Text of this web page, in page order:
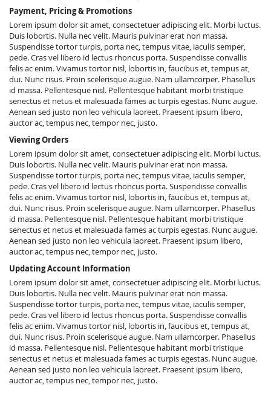
Payment, Pricing & Promotions
Lorem ipsum dolor sit amet, consectetuer adipiscing elit. Morbi luctus.
Duis lobortis. Nulla nec velit. Mauris pulvinar erat non massa.
Suspendisse tortor turpis, porta nec, tempus vitae, iaculis semper,
pede. Cras vel libero id lectus rhoncus porta. Suspendisse convallis
felis ac enim. Vivamus tortor nisl, lobortis in, faucibus et, tempus at,
dui. Nunc risus. Proin scelerisque augue. Nam ullamcorper. Phasellus
id massa. Pellentesque nisl. Pellentesque habitant morbi tristique
senectus et netus et malesuada fames ac turpis egestas. Nunc augue.
Aenean sed justo non leo vehicula laoreet. Praesent ipsum libero,
auctor ac, tempus nec, tempor nec, justo.
Viewing Orders
Lorem ipsum dolor sit amet, consectetuer adipiscing elit. Morbi luctus.
Duis lobortis. Nulla nec velit. Mauris pulvinar erat non massa.
Suspendisse tortor turpis, porta nec, tempus vitae, iaculis semper,
pede. Cras vel libero id lectus rhoncus porta. Suspendisse convallis
felis ac enim. Vivamus tortor nisl, lobortis in, faucibus et, tempus at,
dui. Nunc risus. Proin scelerisque augue. Nam ullamcorper. Phasellus
id massa. Pellentesque nisl. Pellentesque habitant morbi tristique
senectus et netus et malesuada fames ac turpis egestas. Nunc augue.
Aenean sed justo non leo vehicula laoreet. Praesent ipsum libero,
auctor ac, tempus nec, tempor nec, justo.
Updating Account Information
Lorem ipsum dolor sit amet, consectetuer adipiscing elit. Morbi luctus.
Duis lobortis. Nulla nec velit. Mauris pulvinar erat non massa.
Suspendisse tortor turpis, porta nec, tempus vitae, iaculis semper,
pede. Cras vel libero id lectus rhoncus porta. Suspendisse convallis
felis ac enim. Vivamus tortor nisl, lobortis in, faucibus et, tempus at,
dui. Nunc risus. Proin scelerisque augue. Nam ullamcorper. Phasellus
id massa. Pellentesque nisl. Pellentesque habitant morbi tristique
senectus et netus et malesuada fames ac turpis egestas. Nunc augue.
Aenean sed justo non leo vehicula laoreet. Praesent ipsum libero,
auctor ac, tempus nec, tempor nec, justo.